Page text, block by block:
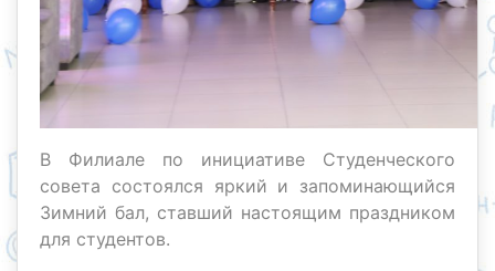
В Филиале по инициативе Студенческого
совета состоялся яркий и запоминающийся
Зимний бал, ставший настоящим праздником
для студентов.